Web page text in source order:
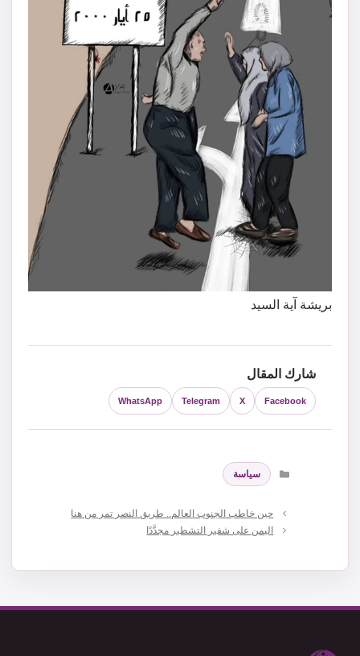
بريشة آية السيد
شارك المقال
Facebook
X
Telegram
WhatsApp
التصنيفات
سياسة
حين خاطب الجنوب العالم.. طريق النصر تمر من هنا
اليمن على شفير التشطير مجدَّدًا